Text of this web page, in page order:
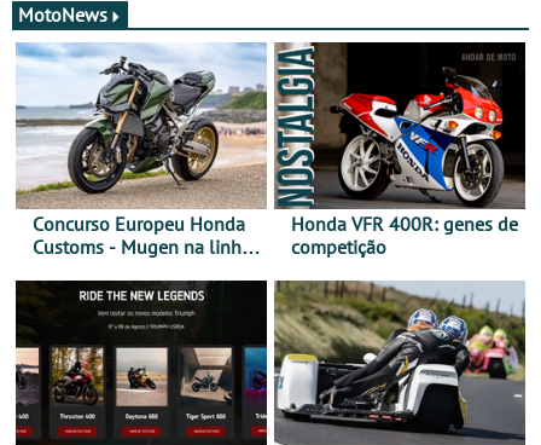
MotoNews
Concurso Europeu Honda
Customs - Mugen na linha
ganhar
Honda VFR 400R: genes de
competição